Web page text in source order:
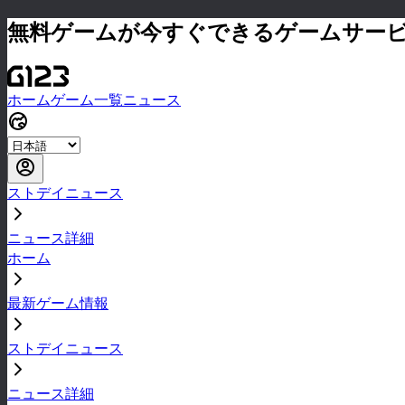
無料ゲームが今すぐできるゲームサー
ホームゲーム一覧ニュース
ストデイニュース
ニュース詳細
ホーム
最新ゲーム情報
ストデイニュース
ニュース詳細